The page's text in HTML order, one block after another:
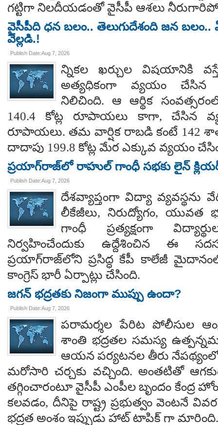
గట్టిగా నిలదీయడంతో వైసీపీ ఆశలు
వైసీపీది ధన బలం.. తెలుగుదేశంది జన
వెల్లడి.!
Publish Date:Aug 7, 2026
న్నికల ఖర్చుల విషయానికి
అత్యధికంగా వ్యయం చేసిన
నిలిచింది. ఆ ఆర్థిక
140.4 కోట్ల రూపాయలు కాగా, చేసిన
రూపాయలు. తమ వార్షిక రాబడి కంటే 142
దాదాపు 199.8 కోట్ల మేర ఎక్కువ వ్యయం
ప్రయాగ్‌రాజ్‌లో రాహుల్ గాంధీ సభకు లైన్
Publish Date:Aug 7, 2026
దేశవ్యాప్తంగా విద్యా వ్యవస్థను
లీకేజీలు, నిరుద్యోగం, యువత
గాంధీ ప్రత్యక్షంగా
నిర్వహించేందుకు ఉద్దేశించిన ఈ
ప్రయాగ్‌రాజ్‌లోని ప్రసిద్ధ కేపీ కాలేజీ మైదానంలో
కాంగ్రెస్ భారీ ఏర్పాట్లు చేసింది.
జగన్ భద్రతకు నిజంగా ముప్పు ఉందా?
Publish Date:Aug 7, 2026
పరామర్శల పేరిట పోలీసుల
శాంతి భద్రతల సమస్య
ఆయన పర్యటనల తీరు నేపథ్యంలో
మరోసారి చర్చకు వచ్చింది. అంతటితో
తగ్గించారంటూ వైసీపీ ఎంపీల బృందం కేంద్ర
కలవడం, దీనిపై రాష్ట్ర ప్రభుత్వం వెంటనే
భద్రత అంశం ఇప్పుడు హాట్ టాపిక్ గా మారింది.